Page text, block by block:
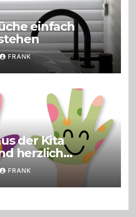
einfach
FRANK
der Kita
herzlich
FRANK